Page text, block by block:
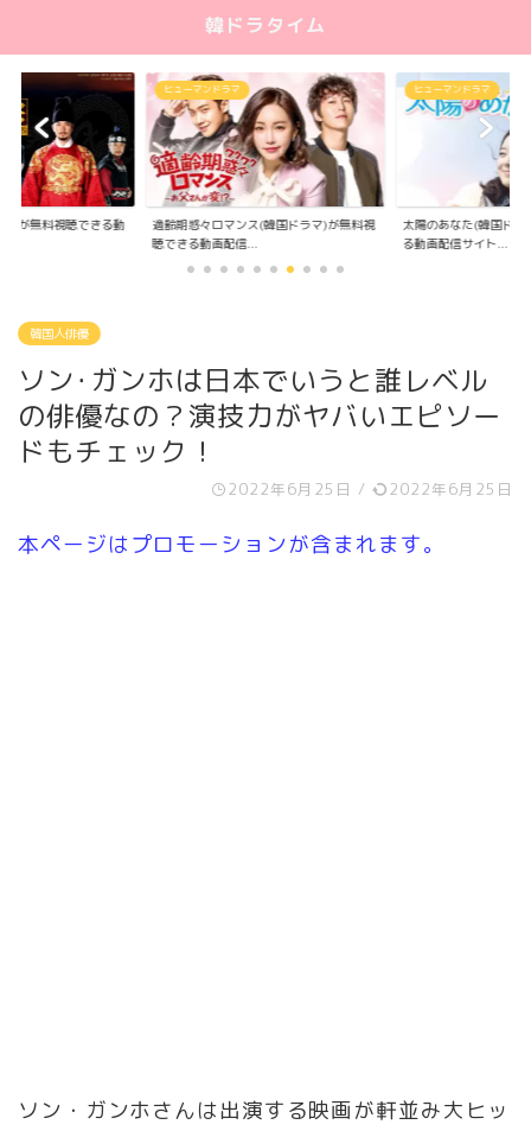
韓ドラタイム
)が無料視聴できる動
ヒューマンドラマ
適齢期惑々ロマンス(韓国ドラマ)が無料視
聴できる動画配信...
ヒューマンドラマ
太陽のあなた(韓国ドラ
る動画配信サイト...
韓国人俳優
ソン･ガンホは日本でいうと誰レベル
の俳優なの？演技力がヤバいエピソー
ドもチェック！
2022年6月25日 / 2022年6月25日
本ページはプロモーションが含まれます。
ソン・ガンホさんは出演する映画が軒並み大ヒッ